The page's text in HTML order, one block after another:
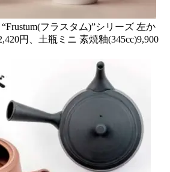
フラスタム)”シリーズ 左か
円、土瓶ミニ 素焼釉(345cc)9,900